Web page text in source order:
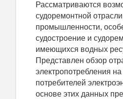
Рассматриваются
судоремонтной
промышленности,
судостроение и
имеющихся водных
Представлен обзор
электропотребления
потребителей
основе этих данных